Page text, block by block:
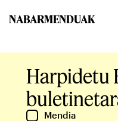
NABARMENDUAK
Harpidetu
Mendia